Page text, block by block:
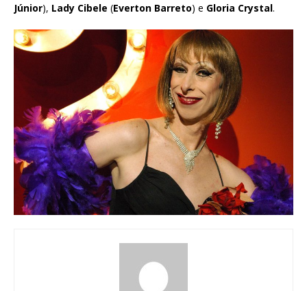
Júnior), Lady Cibele (Everton Barreto) e Gloria Crystal.